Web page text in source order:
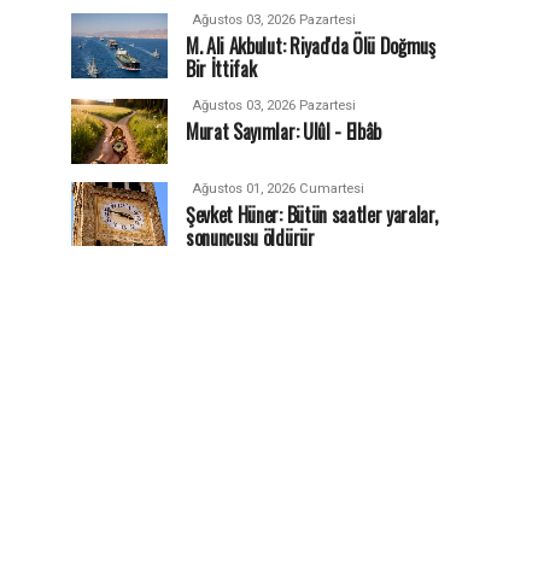
Ağustos 03, 2026 Pazartesi
M. Ali Akbulut: Riyad'da Ölü Doğmuş
Bir İttifak
Ağustos 03, 2026 Pazartesi
Murat Sayımlar: Ulûl - Elbâb
Ağustos 01, 2026 Cumartesi
Şevket Hüner: Bütün saatler yaralar,
sonuncusu öldürür